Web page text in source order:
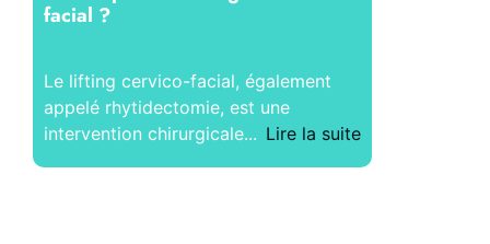
facial ?
Le lifting cervico-facial, également
appelé rhytidectomie, est une
intervention chirurgicale... Lire la suite